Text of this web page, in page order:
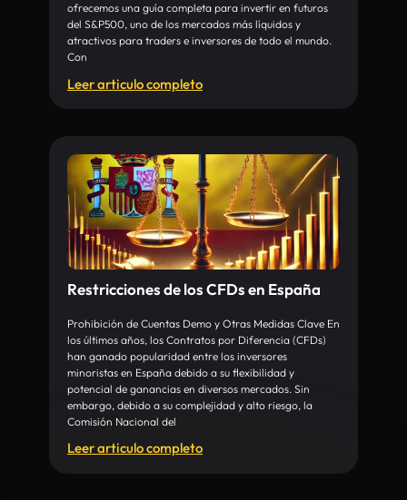
ofrecemos una guía completa para invertir en futuros
del S&P500, uno de los mercados más líquidos y
atractivos para traders e inversores de todo el mundo.
Con
Leer articulo completo
Restricciones de los CFDs en España
Prohibición de Cuentas Demo y Otras Medidas Clave En
los últimos años, los Contratos por Diferencia (CFDs)
han ganado popularidad entre los inversores
minoristas en España debido a su flexibilidad y
potencial de ganancias en diversos mercados. Sin
embargo, debido a su complejidad y alto riesgo, la
Comisión Nacional del
Leer articulo completo